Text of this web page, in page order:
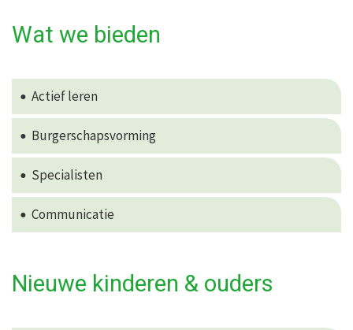
Wat we bieden
Actief leren
Burgerschapsvorming
Specialisten
Communicatie
Nieuwe kinderen & ouders